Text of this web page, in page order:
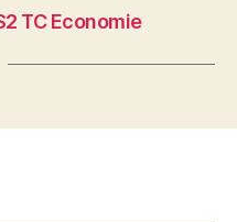
TC Economie